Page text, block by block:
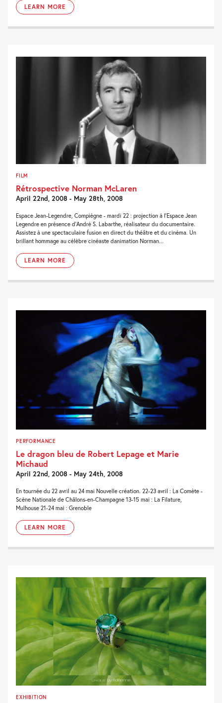
LEARN MORE
FILM
Rétrospective Norman McLaren
April 22nd, 2008 - May 28th, 2008
Espace Jean-Legendre, Compiègne - mardi 22 : projection à l'Espace Jean
Legendre en présence d'André S. Labarthe, réalisateur du documentaire.
Assistez à une spectaculaire fusion en direct du théâtre et du cinéma. Un
brillant hommage au célèbre cinéaste danimation Norman...
LEARN MORE
PERFORMANCE
Le dragon bleu de Robert Lepage et Marie
Michaud
April 22nd, 2008 - May 24th, 2008
En tournée du 22 avril au 24 mai Nouvelle création. 22-23 avril : La Comète -
Scène Nationale de Châlons-en-Champagne 13-15 mai : La Filature,
Mulhouse 21-24 mai : Grenoble
LEARN MORE
EXHIBITION